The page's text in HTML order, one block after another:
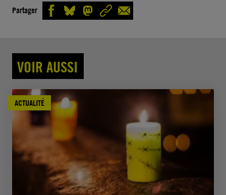
Partager
VOIR AUSSI
ACTUALITÉ